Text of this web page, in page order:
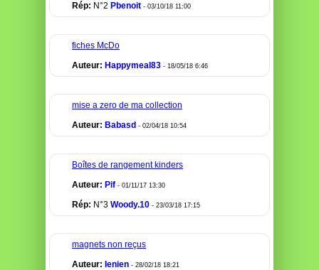
Rép: N°2 Pbenoit - 03/10/18 11:00
fiches McDo
Auteur: Happymeal83 - 18/05/18 6:46
mise a zero de ma collection
Auteur: Babasd - 02/04/18 10:54
Boîtes de rangement kinders
Auteur: Pif - 01/11/17 13:30
Rép: N°3 Woody.10 - 23/03/18 17:15
magnets non reçus
Auteur: Ienien - 28/02/18 18:21